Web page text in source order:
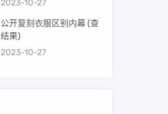
2023-10-27
公开复刻衣服区别内幕 (查
结果)
2023-10-27